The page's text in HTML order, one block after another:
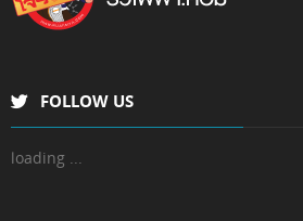
FOLLOW US
loading ...